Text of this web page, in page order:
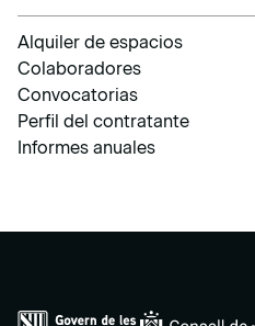
Alquiler de espacios
Colaboradores
Convocatorias
Perfil del contratante
Informes anuales